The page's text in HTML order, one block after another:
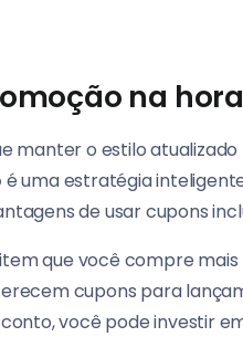
na
manter o estilo
é uma estratégia
de usar cupons
que você compre mais
cupons para
você pode investir